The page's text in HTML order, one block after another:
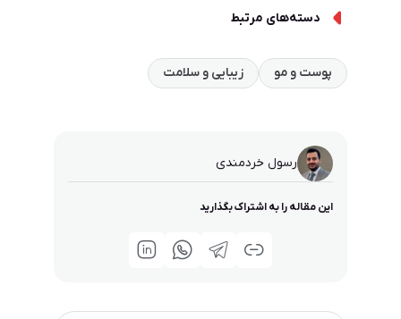
دسته‌های مرتبط
پوست و مو زیبایی و سلامت
رسول خردمندی
این مقاله را به اشتراک بگذارید